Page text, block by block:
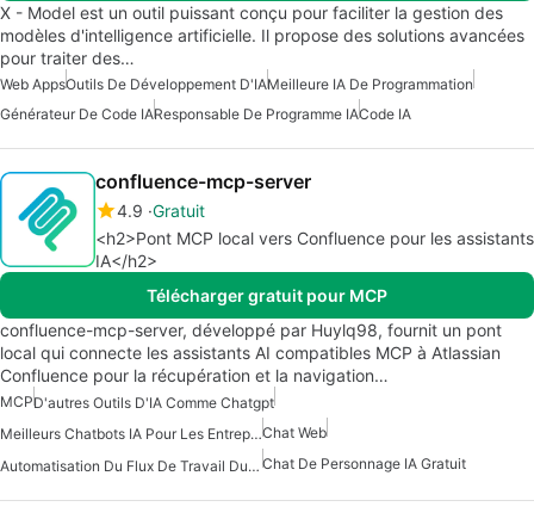
X - Model est un outil puissant conçu pour faciliter la gestion des
modèles d'intelligence artificielle. Il propose des solutions avancées
pour traiter des…
Web AppsOutils De Développement D'IAMeilleure IA De Programmation
Générateur De Code IAResponsable De Programme IACode IA
confluence-mcp-server
4.9 Gratuit
<h2>Pont MCP local vers Confluence pour les assistants
IA</h2>
Télécharger gratuit pour MCP
confluence-mcp-server, développé par Huylq98, fournit un pont
local qui connecte les assistants AI compatibles MCP à Atlassian
Confluence pour la récupération et la navigation…
MCPD'autres Outils D'IA Comme Chatgpt
Meilleurs Chatbots IA Pour Les EntreprisesChat Web
Automatisation Du Flux De Travail Du Serveur Mcp Chat De Personnage IA Gratuit